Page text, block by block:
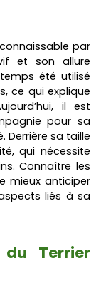
par
et son allure
été utilisé
ce qui explique
il est
pour sa
sa taille
qui nécessite
Connaître les
mieux anticiper
liés à sa
Terrier